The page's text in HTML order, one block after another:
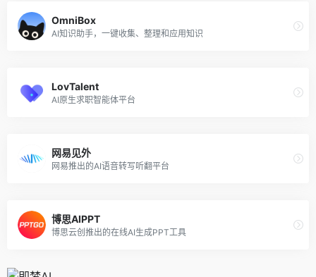
OmniBox
AI知识助手，一键收集、整理和应用知识
LovTalent
AI原生求职智能体平台
网易见外
网易推出的AI语音转写听翻平台
博思AIPPT
博思云创推出的在线AI生成PPT工具